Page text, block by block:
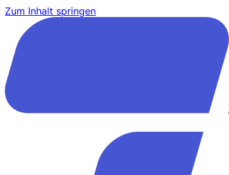
Zum Inhalt springen